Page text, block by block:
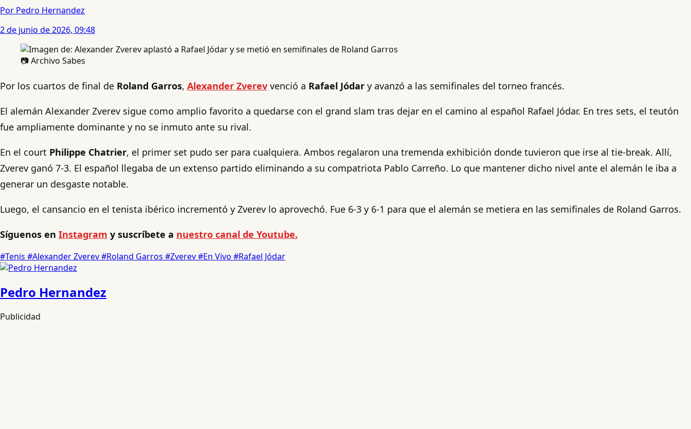
Por Pedro Hernandez
2 de junio de 2026, 09:48
📷 Archivo Sabes
Por los cuartos de final de Roland Garros, Alexander Zverev venció a Rafael Jódar y avanzó a las semifinales del torneo francés.
El alemán Alexander Zverev sigue como amplio favorito a quedarse con el grand slam tras dejar en el camino al español Rafael Jódar. En tres sets, el teutón
fue ampliamente dominante y no se inmuto ante su rival.
En el court Philippe Chatrier, el primer set pudo ser para cualquiera. Ambos regalaron una tremenda exhibición donde tuvieron que irse al tie-break. Allí,
Zverev ganó 7-3. El español llegaba de un extenso partido eliminando a su compatriota Pablo Carreño. Lo que mantener dicho nivel ante el alemán le iba a
generar un desgaste notable.
Luego, el cansancio en el tenista ibérico incrementó y Zverev lo aprovechó. Fue 6-3 y 6-1 para que el alemán se metiera en las semifinales de Roland Garros.
Síguenos en Instagram y suscríbete a nuestro canal de Youtube.
#Tenis #Alexander Zverev#Roland Garros #Zverev#En Vivo #Rafael Jódar
Pedro Hernandez
Publicidad